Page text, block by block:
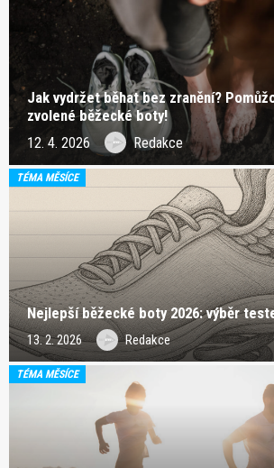
Jak vydržet běhat bez zranění?
zvolené běžecké boty!
12. 4. 2026 Redakce
TÉMA MĚSÍCE
Nejlepší běžecké boty 2026: výběr
13. 2. 2026 Redakce
TÉMA MĚSÍCE